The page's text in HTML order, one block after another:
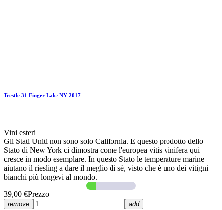
Trestle 31 Finger Lake NY 2017
Vini esteri
Gli Stati Uniti non sono solo California. E questo prodotto dello
Stato di New York ci dimostra come l'europea vitis vinifera qui
cresce in modo esemplare. In questo Stato le temperature marine
aiutano il riesling a dare il meglio di sè, visto che è uno dei vitigni
bianchi più longevi al mondo.
39,00 €Prezzo
remove add